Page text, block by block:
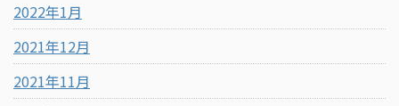
2022年1月
2021年12月
2021年11月